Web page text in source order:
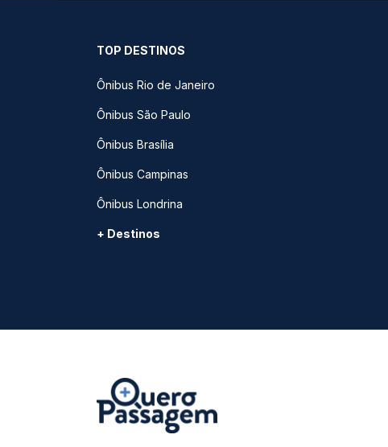
TOP DESTINOS
Ônibus Rio de Janeiro
Ônibus São Paulo
Ônibus Brasília
Ônibus Campinas
Ônibus Londrina
+ Destinos